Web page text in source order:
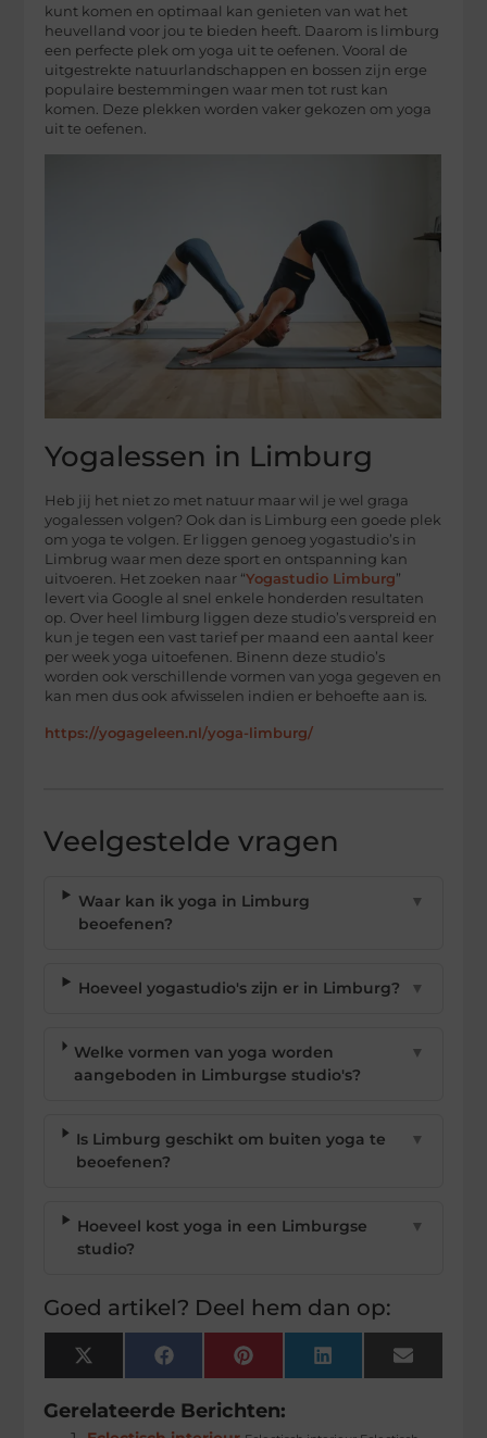
kunt komen en optimaal kan genieten van wat het
heuvelland voor jou te bieden heeft. Daarom is limburg
een perfecte plek om yoga uit te oefenen. Vooral de
uitgestrekte natuurlandschappen en bossen zijn erge
populaire bestemmingen waar men tot rust kan
komen. Deze plekken worden vaker gekozen om yoga
uit te oefenen.
Yogalessen in Limburg
Heb jij het niet zo met natuur maar wil je wel graga
yogalessen volgen? Ook dan is Limburg een goede plek
om yoga te volgen. Er liggen genoeg yogastudio’s in
Limbrug waar men deze sport en ontspanning kan
uitvoeren. Het zoeken naar “Yogastudio Limburg”
levert via Google al snel enkele honderden resultaten
op. Over heel limburg liggen deze studio’s verspreid en
kun je tegen een vast tarief per maand een aantal keer
per week yoga uitoefenen. Binenn deze studio’s
worden ook verschillende vormen van yoga gegeven en
kan men dus ook afwisselen indien er behoefte aan is.
https://yogageleen.nl/yoga-limburg/
Veelgestelde vragen
Waar kan ik yoga in Limburg
beoefenen?
▼
Hoeveel yogastudio's zijn er in Limburg? ▼
Welke vormen van yoga worden
aangeboden in Limburgse studio's?
▼
Is Limburg geschikt om buiten yoga te
beoefenen?
▼
Hoeveel kost yoga in een Limburgse
studio?
▼
Goed artikel? Deel hem dan op:
X
(Twitter)
FacebookPinterest LinkedIn Email
Gerelateerde Berichten: